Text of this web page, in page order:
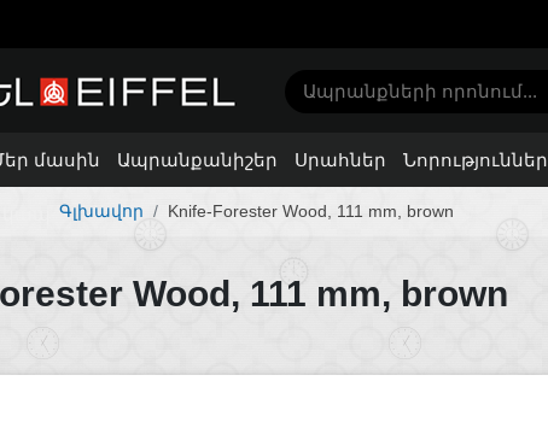
մասին Ապրանքանիշեր Սրահներ Նորություններ
Գլխավոր Knife-Forester Wood, 111 mm, brown
Wood, 111 mm, brown